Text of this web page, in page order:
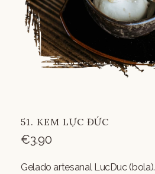
51. KEM LỰC ĐỨC
€3.90
Gelado artesanal LucDuc (bola).